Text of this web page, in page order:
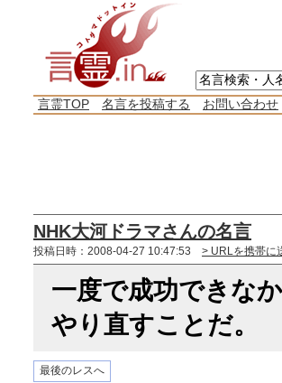
言霊TOP 名言を投稿する お問い合わせ
NHK大河ドラマさんの名言
投稿日時：2008-04-27 10:47:53 > URLを携帯に
一度で成功できな
やり直すことだ。
最後のレスへ